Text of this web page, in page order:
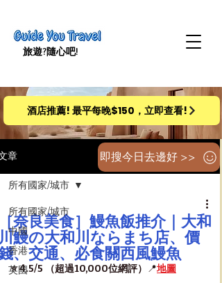
旅遊​?隨心吧!
酒店推薦! 最平每晚$150，立即查看!
章
所有國家/城市
中國
香港
英國
所有國家/城市
奈良美食］鰻魚飯推介｜大和
鰻の大和川ならまち店、價
、交通、必食關西風鰻魚
⭐️ 4.5/5 （超過10,000位網評） 📍地圖
即搜今日去邊好 >>